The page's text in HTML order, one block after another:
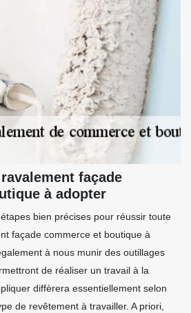
façade
à adopter
bien précises pour réussir toute
façade commerce et boutique à
à nous munir des outillages
de réaliser un travail à la
diffèrera essentiellement selon
de revêtement à travailler. A priori,